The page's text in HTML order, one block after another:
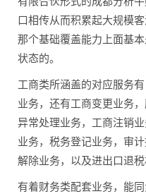
口相传从而积累起大规模
那个基础覆盖能力上面基
状态的。
工商类所涵盖的对应服务
业务，还有工商变更业务
异常处理业务，工商注销
业务，税务登记业务，审
解除业务，以及进出口退税
有着财务类配套业务，能